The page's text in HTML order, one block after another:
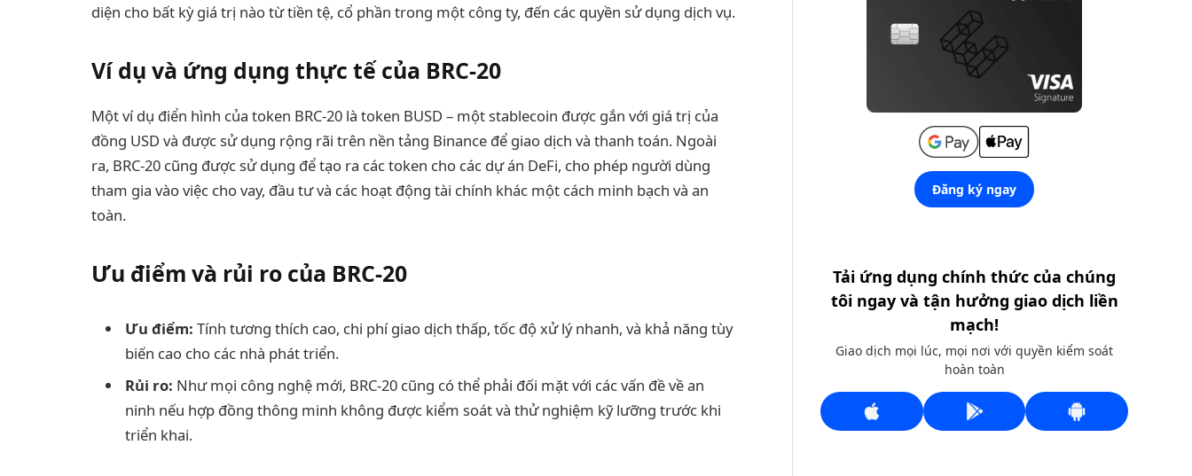
diện cho bất kỳ giá trị nào từ tiền tệ, cổ phần trong một công ty, đến các quyền sử dụng dịch vụ.
Ví dụ và ứng dụng thực tế của BRC-20
Một ví dụ điển hình của token BRC-20 là token BUSD – một stablecoin được gắn với giá trị của
đồng USD và được sử dụng rộng rãi trên nền tảng Binance để giao dịch và thanh toán. Ngoài
ra, BRC-20 cũng được sử dụng để tạo ra các token cho các dự án DeFi, cho phép người dùng
tham gia vào việc cho vay, đầu tư và các hoạt động tài chính khác một cách minh bạch và an
toàn.
Ưu điểm và rủi ro của BRC-20
Ưu điểm: Tính tương thích cao, chi phí giao dịch thấp, tốc độ xử lý nhanh, và khả năng tùy
biến cao cho các nhà phát triển.
Rủi ro: Như mọi công nghệ mới, BRC-20 cũng có thể phải đối mặt với các vấn đề về an
ninh nếu hợp đồng thông minh không được kiểm soát và thử nghiệm kỹ lưỡng trước khi
triển khai.
Đăng ký ngay
Tải ứng dụng chính thức của chúng
tôi ngay và tận hưởng giao dịch liền
mạch!
Giao dịch mọi lúc, mọi nơi với quyền kiểm soát
hoàn toàn